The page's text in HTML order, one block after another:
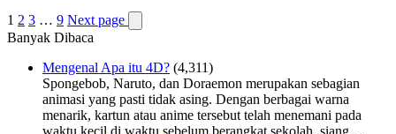
1 2 3 … 9 Next page
Banyak Dibaca
Mengenal Apa itu 4D? (4,311)
Spongebob, Naruto, dan Doraemon merupakan sebagian
animasi yang pasti tidak asing. Dengan berbagai warna
menarik, kartun atau anime tersebut telah menemani pada